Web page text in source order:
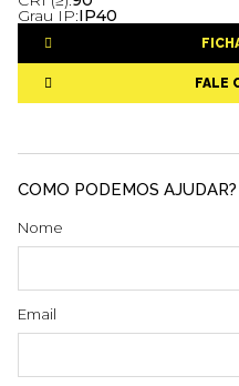
Grau IP:IP40
FALE
COMO PODEMOS AJUDAR?
Nome
Email